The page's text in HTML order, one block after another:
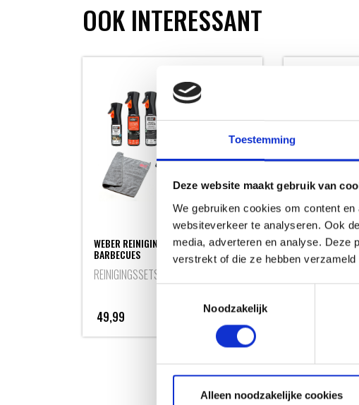
Toestemming
Deze website maakt gebruik van
We gebruiken cookies om content
websiteverkeer te analyseren. Ook
media, adverteren en analyse. Deze
verstrekt of die ze hebben
Noodzakelijk
Alleen noodzakelijke cookies
OOK INTERESSANT
WEBER REINIGINGSSET VOOR Q & PULSE
BARBECUES
REINIGINGSSETS
49,99
WEBER NON-
REINIGERS